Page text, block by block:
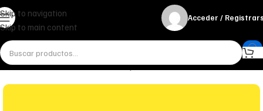
Skip to navigation
Skip to main content
Acceder /
InicioMiscelánea - otrosOtrosRespuesta oferta 49418 Seller 13